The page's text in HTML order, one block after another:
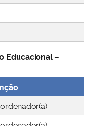
Educacional –